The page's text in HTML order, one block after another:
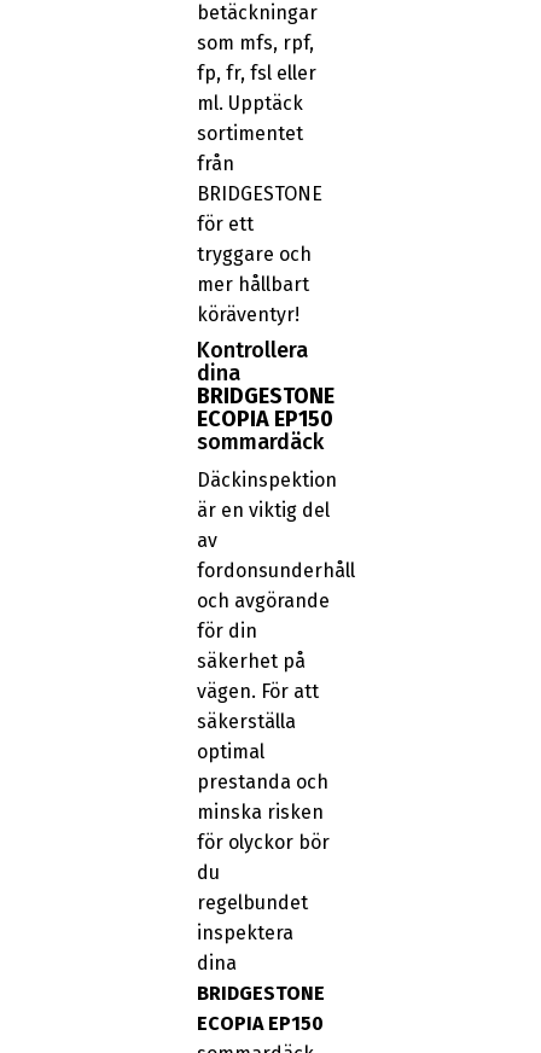
betäckningar
som mfs, rpf,
fp, fr, fsl eller
ml. Upptäck
sortimentet
från
BRIDGESTONE
för ett
tryggare och
mer hållbart
köräventyr!
Kontrollera
dina
BRIDGESTONE
ECOPIA EP150
sommardäck
Däckinspektion
är en viktig del
av
fordonsunderhåll
och avgörande
för din
säkerhet på
vägen. För att
säkerställa
optimal
prestanda och
minska risken
för olyckor bör
du
regelbundet
inspektera
dina
BRIDGESTONE
ECOPIA EP150